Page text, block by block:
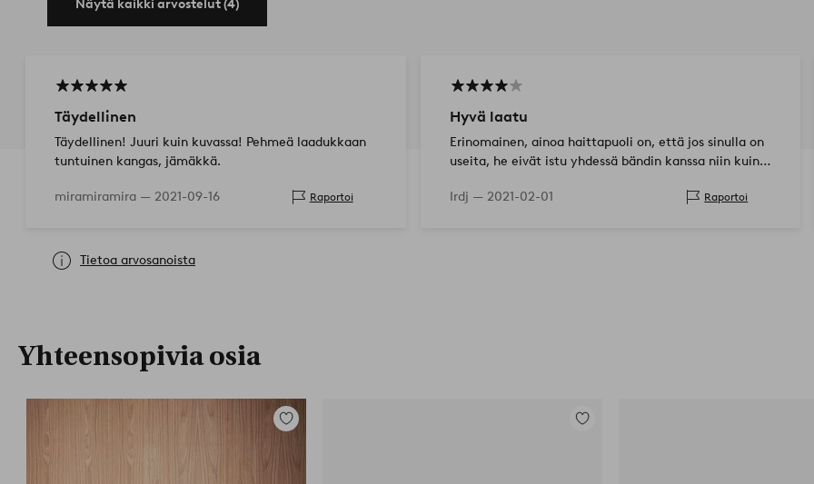
Näytä kaikki arvostelut (4)
Täydellinen
Täydellinen! Juuri kuin kuvassa! Pehmeä laadukkaan
tuntuinen kangas, jämäkkä.
miramiramira — 2021-09-16 Raportoi
Hyvä laatu
Erinomainen, ainoa haittapuoli on, että jos sinulla on
useita, he eivät istu yhdessä bändin kanssa niin kuin
Irdj — 2021-02-01 Raportoi
Tietoa arvosanoista
Yhteensopivia osia
Lisää
Lisää